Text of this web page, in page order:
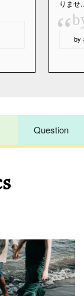
りませ
“ by
Question